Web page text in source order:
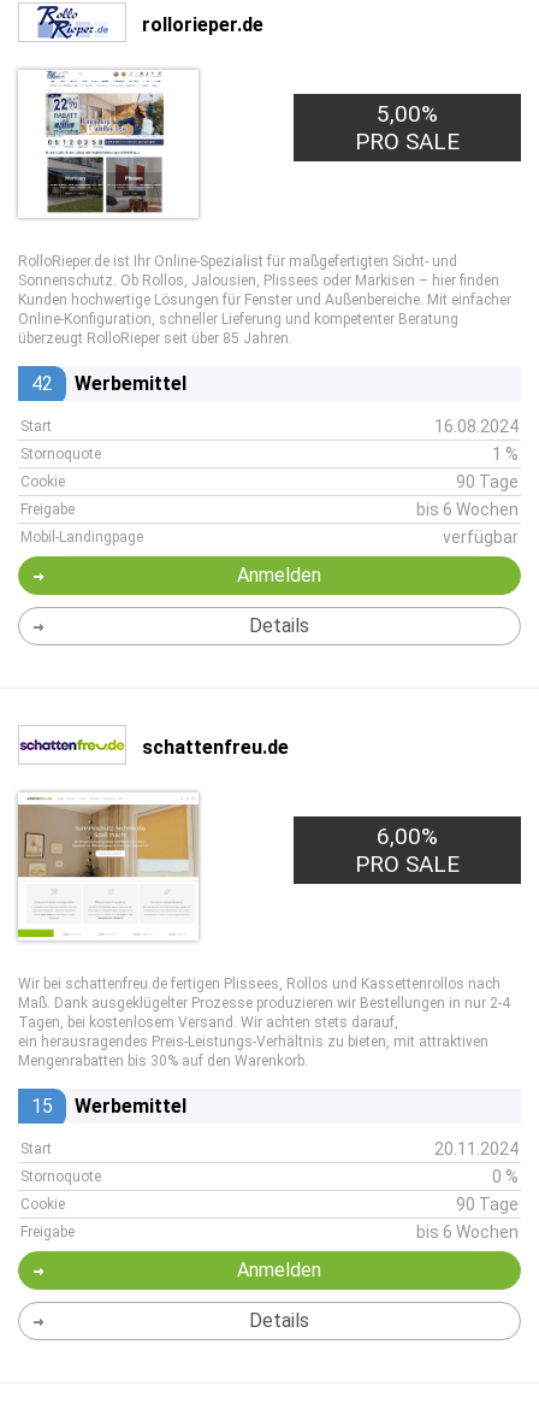
rollorieper.de
5,00%
PRO SALE
RolloRieper.de ist Ihr Online-Spezialist für maßgefertigten Sicht- und
Sonnenschutz. Ob Rollos, Jalousien, Plissees oder Markisen – hier finden
Kunden hochwertige Lösungen für Fenster und Außenbereiche. Mit einfacher
Online-Konfiguration, schneller Lieferung und kompetenter Beratung
überzeugt RolloRieper seit über 85 Jahren.
42 Werbemittel
Start 16.08.2024
Stornoquote 1 %
Cookie 90 Tage
Freigabe bis 6 Wochen
Mobil-Landingpage verfügbar
Anmelden
Details
schattenfreu.de
6,00%
PRO SALE
Wir bei schattenfreu.de fertigen Plissees, Rollos und Kassettenrollos nach
Maß. Dank ausgeklügelter Prozesse produzieren wir Bestellungen in nur 2-4
Tagen, bei kostenlosem Versand. Wir achten stets darauf,
ein herausragendes Preis-Leistungs-Verhältnis zu bieten, mit attraktiven
Mengenrabatten bis 30% auf den Warenkorb.
15 Werbemittel
Start 20.11.2024
Stornoquote 0 %
Cookie 90 Tage
Freigabe bis 6 Wochen
Anmelden
Details